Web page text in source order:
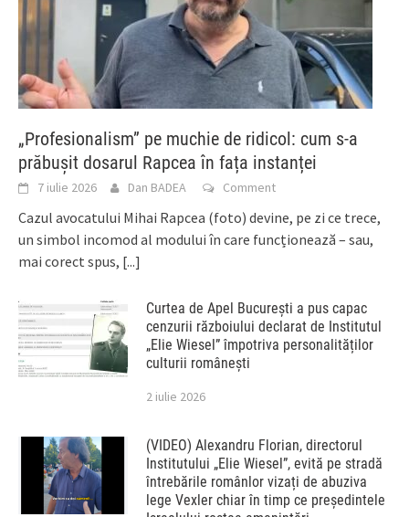
„Profesionalism” pe muchie de ridicol: cum s-a
prăbușit dosarul Rapcea în fața instanței
7 iulie 2026 Dan BADEA Comment
Cazul avocatului Mihai Rapcea (foto) devine, pe zi ce trece,
un simbol incomod al modului în care funcționează – sau,
mai corect spus, [...]
Curtea de Apel București a pus capac
cenzurii războiului declarat de Institutul
„Elie Wiesel” împotriva personalităților
culturii românești
2 iulie 2026
(VIDEO) Alexandru Florian, directorul
Institutului „Elie Wiesel”, evită pe stradă
întrebările românlor vizați de abuziva
lege Vexler chiar în timp ce președintele